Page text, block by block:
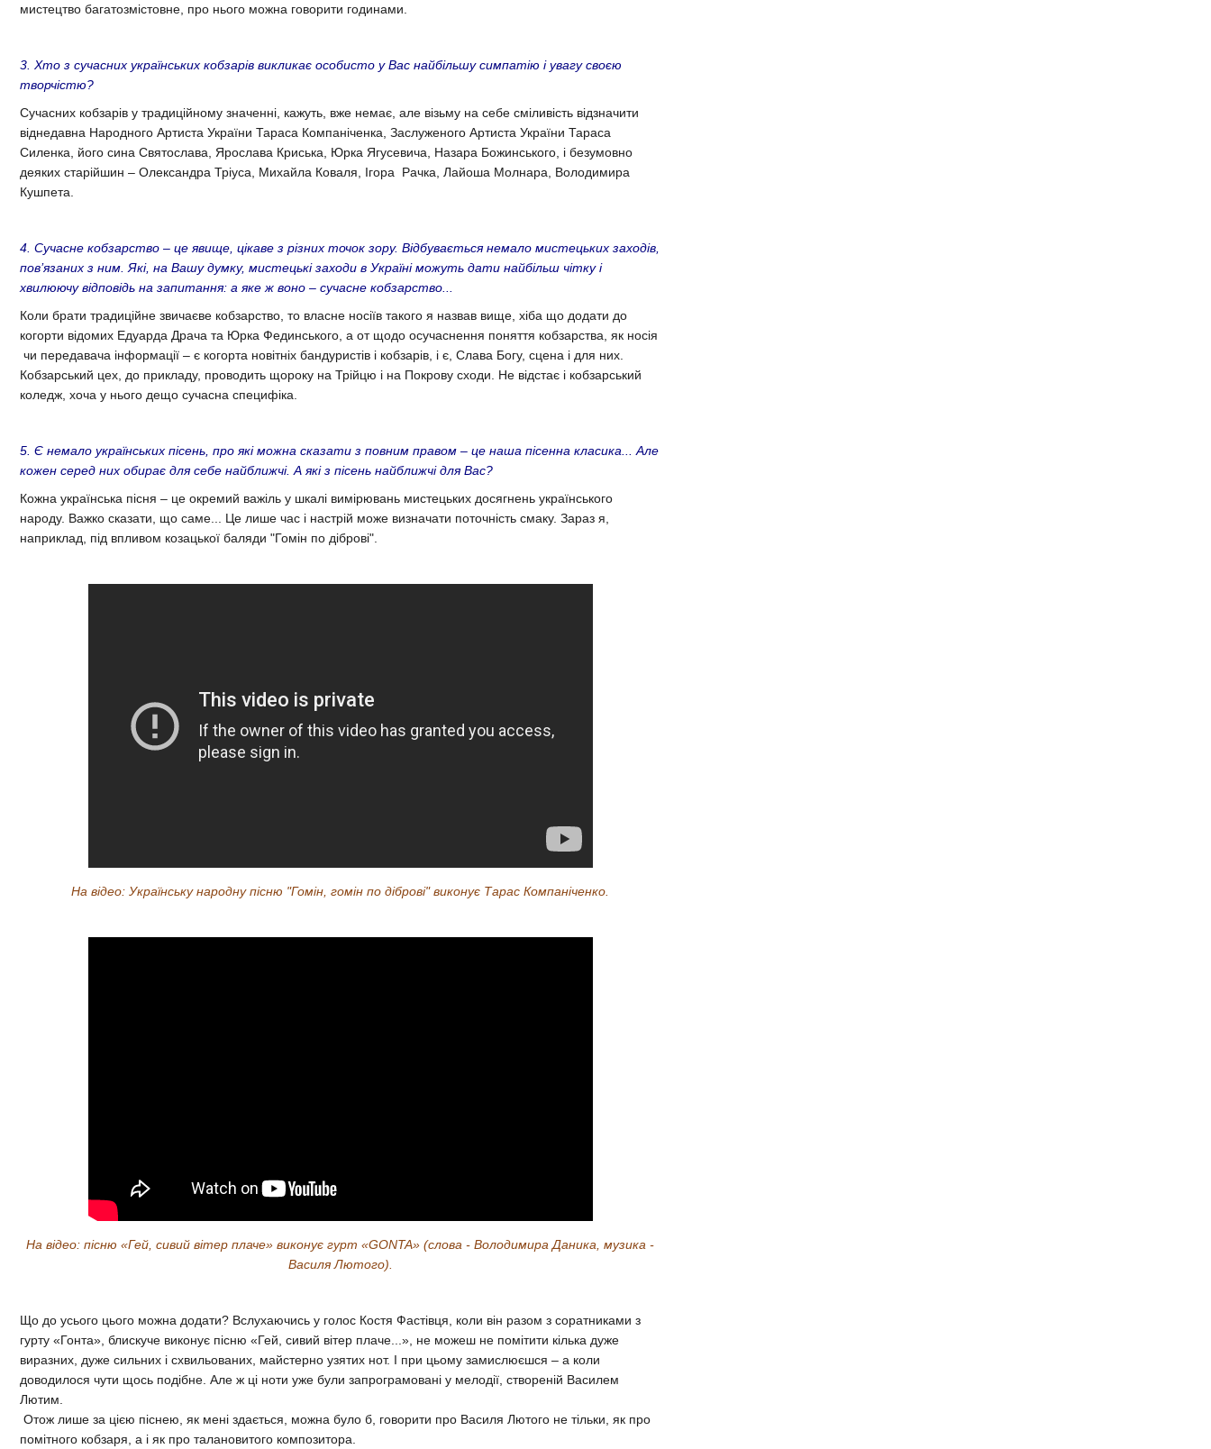
мистецтво багатозмістовне, про нього можна говорити годинами.
3. Хто з сучасних українських кобзарів викликає особисто у Вас найбільшу симпатію і увагу своєю
творчістю?
Сучасних кобзарів у традиційному значенні, кажуть, вже немає, але візьму на себе сміливість відзначити
віднедавна Народного Артиста України Тараса Компаніченка, Заслуженого Артиста України Тараса
Силенка, його сина Святослава, Ярослава Криська, Юрка Ягусевича, Назара Божинського, і безумовно
деяких старійшин – Олександра Тріуса, Михайла Коваля, Ігора Рачка, Лайоша Молнара, Володимира
Кушпета.
4. Сучасне кобзарство – це явище, цікаве з різних точок зору. Відбувається немало мистецьких заходів,
пов’язаних з ним. Які, на Вашу думку, мистецькі заходи в Україні можуть дати найбільш чітку і
хвилюючу відповідь на запитання: а яке ж воно – сучасне кобзарство...
Коли брати традиційне звичаєве кобзарство, то власне носіїв такого я назвав вище, хіба що додати до
когорти відомих Едуарда Драча та Юрка Фединського, а от щодо осучаснення поняття кобзарства, як носія
чи передавача інформації – є когорта новітніх бандуристів і кобзарів, і є, Слава Богу, сцена і для них.
Кобзарський цех, до прикладу, проводить щороку на Трійцю і на Покрову сходи. Не відстає і кобзарський
коледж, хоча у нього дещо сучасна специфіка.
5. Є немало українських пісень, про які можна сказати з повним правом – це наша пісенна класика... Але
кожен серед них обирає для себе найближчі. А які з пісень найближчі для Вас?
Кожна українська пісня – це окремий важіль у шкалі вимірювань мистецьких досягнень українського
народу. Важко сказати, що саме... Це лише час і настрій може визначати поточність смаку. Зараз я,
наприклад, під впливом козацької баляди "Гомін по діброві".
На відео: Українську народну пісню "Гомін, гомін по діброві" виконує Тарас Компаніченко.
На відео: пісню «Гей, сивий вітер плаче» виконує гурт «GONTA» (слова - Володимира Даника, музика -
Василя Лютого)​.
Що до усього цього можна додати? Вслухаючись у голос Костя Фастівця, коли він разом з соратниками з
гурту «Гонта», блискуче виконує пісню «Гей, сивий вітер плаче...», не можеш не помітити кілька дуже
виразних, дуже сильних і схвильованих, майстерно узятих нот. І при цьому замислюєшся – а коли
доводилося чути щось подібне. Але ж ці ноти уже були запрограмовані у мелодії, створеній Василем
Лютим.
Отож лише за цією піснею, як мені здається, можна було б, говорити про Василя Лютого не тільки, як про
помітного кобзаря, а і як про талановитого композитора.